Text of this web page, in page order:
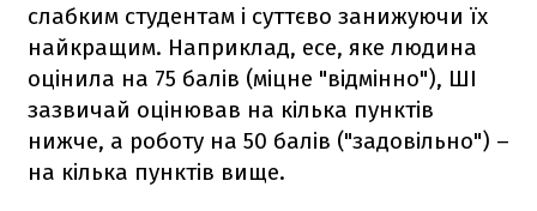
слабким студентам і суттєво занижуючи їх
найкращим. Наприклад, есе, яке людина
оцінила на 75 балів (міцне "відмінно"), ШІ
зазвичай оцінював на кілька пунктів
нижче, а роботу на 50 балів ("задовільно") –
на кілька пунктів вище.